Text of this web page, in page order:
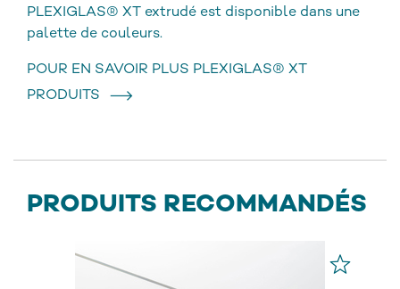
PLEXIGLAS® XT extrudé est disponible dans une
palette de couleurs.
POUR EN SAVOIR PLUS PLEXIGLAS® XT
PRODUITS
PRODUITS RECOMMANDÉS